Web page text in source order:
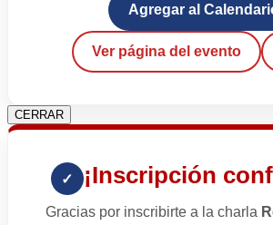
Agregar al
Ver página del evento
CERRAR
✓ ¡Inscripción
Gracias por inscribirte a la charla